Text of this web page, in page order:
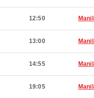
12:50
13:00
14:55
19:05